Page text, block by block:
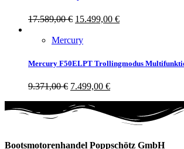
17.589,00€ 15.499,00 €
Mercury
Mercury F50ELPT Trollingmodus
9.371,00€ 7.499,00 €
Bootsmotorenhandel Poppschötz GmbH